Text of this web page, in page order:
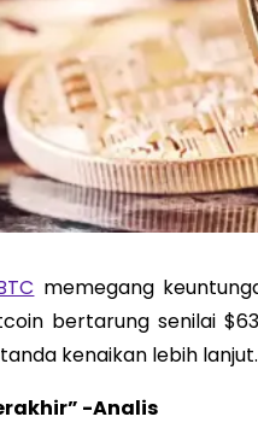
memegang
bertarung senilai
kenaikan lebih lanjut.
-Analis